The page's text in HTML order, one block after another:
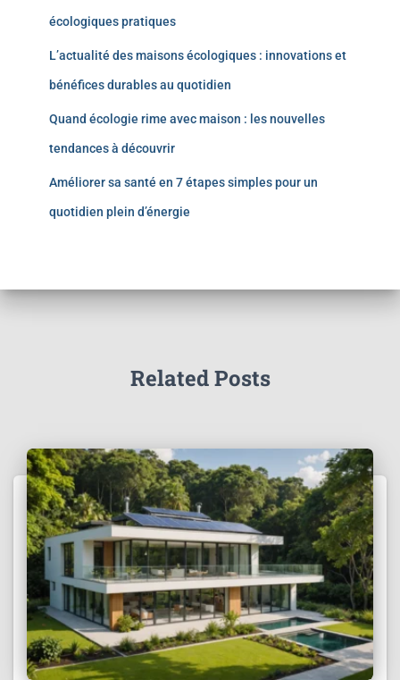
écologiques pratiques
L’actualité des maisons écologiques : innovations et
bénéfices durables au quotidien
Quand écologie rime avec maison : les nouvelles
tendances à découvrir
Améliorer sa santé en 7 étapes simples pour un
quotidien plein d’énergie
Related Posts